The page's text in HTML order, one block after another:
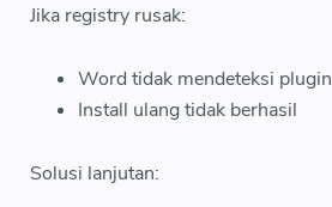
Jika registry rusak:
Word tidak mendeteksi plugin
Install ulang tidak berhasil
Solusi lanjutan: